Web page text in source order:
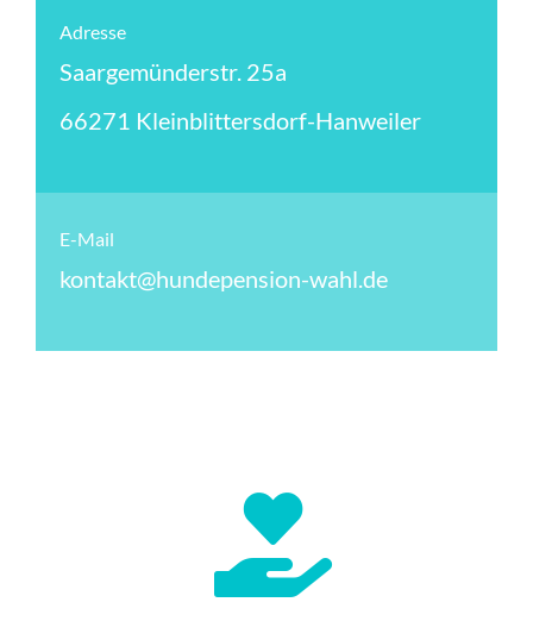
Adresse
Saargemünderstr. 25a
66271 Kleinblittersdorf-Hanweiler
E-Mail
kontakt@hundepension-wahl.de